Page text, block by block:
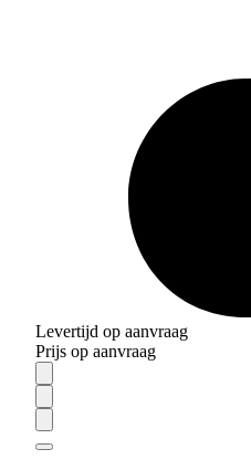
Levertijd op aanvraag
Prijs op aanvraag